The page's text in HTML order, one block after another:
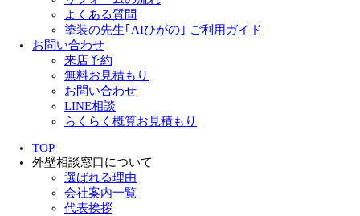
よくある質問
塗装の先生｢AIひがの｣ ご利用ガイド
お問い合わせ
来店予約
無料お見積もり
お問い合わせ
LINE相談
らくらく概算お見積もり
TOP
外壁相談窓口について
選ばれる理由
会社案内一覧
代表挨拶